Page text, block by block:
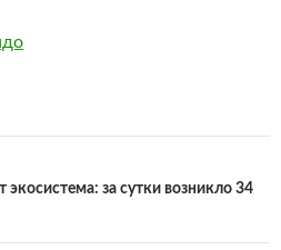
за сутки возникло 34